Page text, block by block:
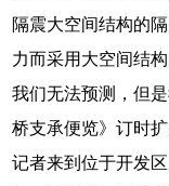
隔震大空间结构的
力而采用大空间结
我们无法预测，但
桥支承便览》订时
记者来到位于开发